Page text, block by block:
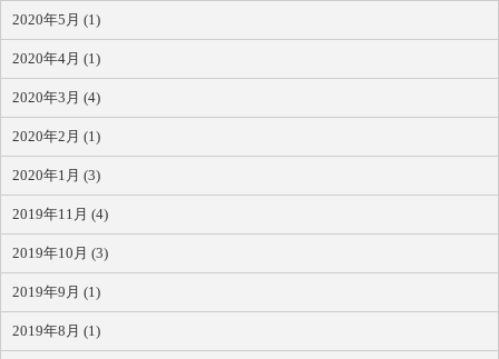
2020年5月 (1)
2020年4月 (1)
2020年3月 (4)
2020年2月 (1)
2020年1月 (3)
2019年11月 (4)
2019年10月 (3)
2019年9月 (1)
2019年8月 (1)